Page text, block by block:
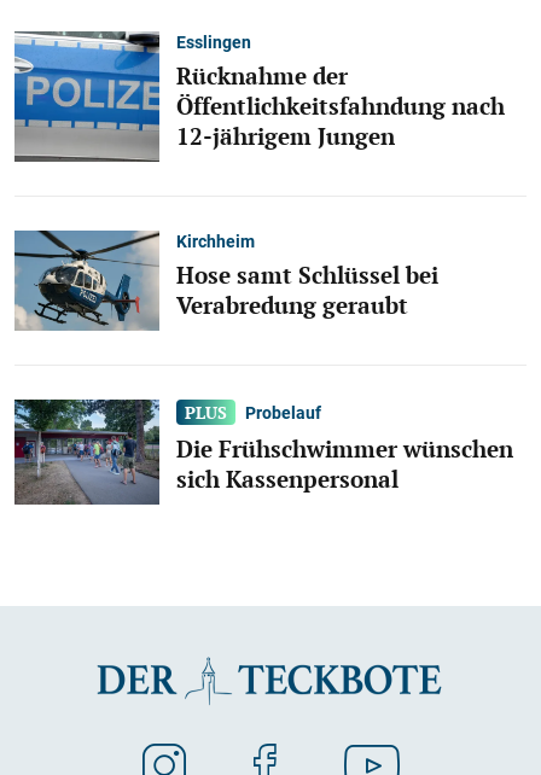
Esslingen
Rücknahme der
Öffentlichkeitsfahndung nach
12-jährigem Jungen
Kirchheim
Hose samt Schlüssel bei
Verabredung geraubt
Probelauf
Die Frühschwimmer wünschen
sich Kassenpersonal